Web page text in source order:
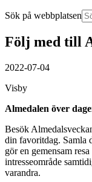
Sök på webbplatsen
Följ med till
2022-07-04
Visby
Almedalen över
Besök
din favoritdag. Samla
gör en gemensam
intresseområde
varandra.